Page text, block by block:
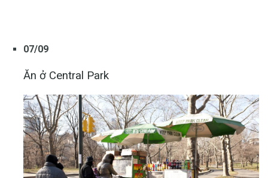
07/09
Ăn ở Central Park